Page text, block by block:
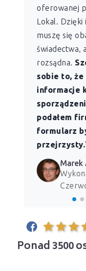
oferowanej
Lokal. Dzięki
muszę się
świadectwa,
rozsądna.
sobie to,
informacje
podałem
formularz
przejrzysty.
Marek
Ponad 3500